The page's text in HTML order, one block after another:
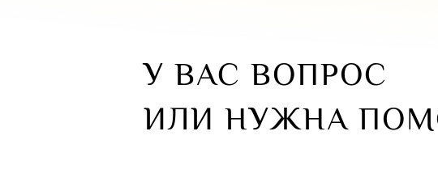
У ВАС ВОПРОС
ИЛИ НУЖНА